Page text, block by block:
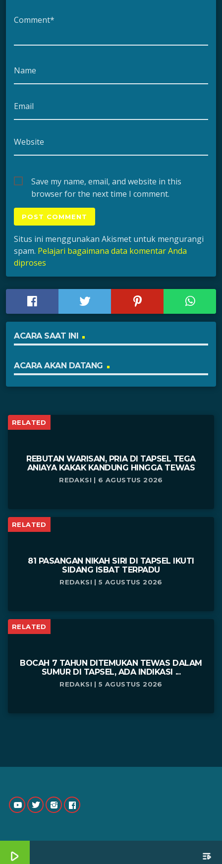
Comment*
Name
Email
Website
Save my name, email, and website in this
browser for the next time I comment.
Situs ini menggunakan Akismet untuk mengurangi
spam. Pelajari bagaimana data komentar Anda
diproses
ACARA SAAT INI
ACARA AKAN DATANG
RELATED
REBUTAN WARISAN, PRIA DI TAPSEL TEGA
ANIAYA KAKAK KANDUNG HINGGA TEWAS
REDAKSI | 6 AGUSTUS 2026
RELATED
81 PASANGAN NIKAH SIRI DI TAPSEL IKUTI
SIDANG ISBAT TERPADU
REDAKSI | 5 AGUSTUS 2026
RELATED
BOCAH 7 TAHUN DITEMUKAN TEWAS DALAM
SUMUR DI TAPSEL, ADA INDIKASI ...
REDAKSI | 5 AGUSTUS 2026
play_arrow playlist_play